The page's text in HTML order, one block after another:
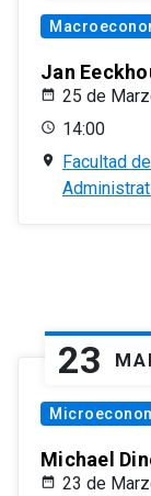
Jan
25 de
14:00
Facultad
23
Michael
23 de